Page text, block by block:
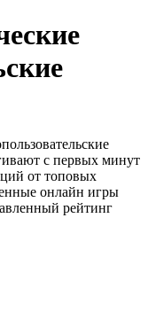
с первых минут
от топовых
онлайн игры
рейтинг